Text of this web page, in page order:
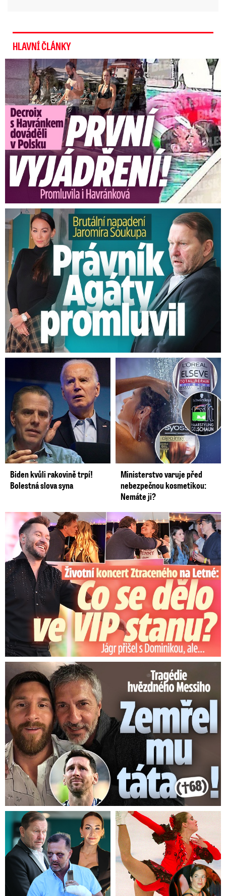
HLAVNÍ ČLÁNKY
Exministryně s Havránkem dováděli v Polsku: První slova!
Brutální napadení Soukupa. Právník Agáty promluvil
Biden kvůli rakovině trpí!
Bolestná slova syna
Ministerstvo varuje před
nebezpečnou kosmetikou:
Nemáte ji?
Koncert Ztraceného na Letné: Jágr přišel s Dominikou, ale...
Tragédie hvězdného Messiho: Zemřel mu táta (†68)!